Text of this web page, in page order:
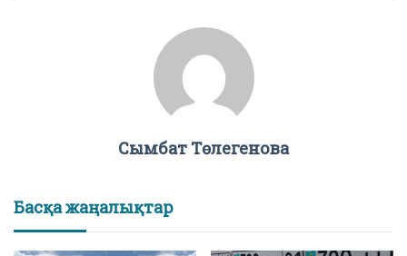
Сымбат Төлегенова
Басқа жаңалықтар